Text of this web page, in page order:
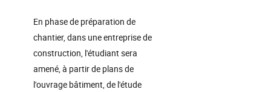
En phase de préparation de
chantier, dans une entreprise de
construction, l'étudiant sera
amené, à partir de plans de
l'ouvrage bâtiment, de l'étude